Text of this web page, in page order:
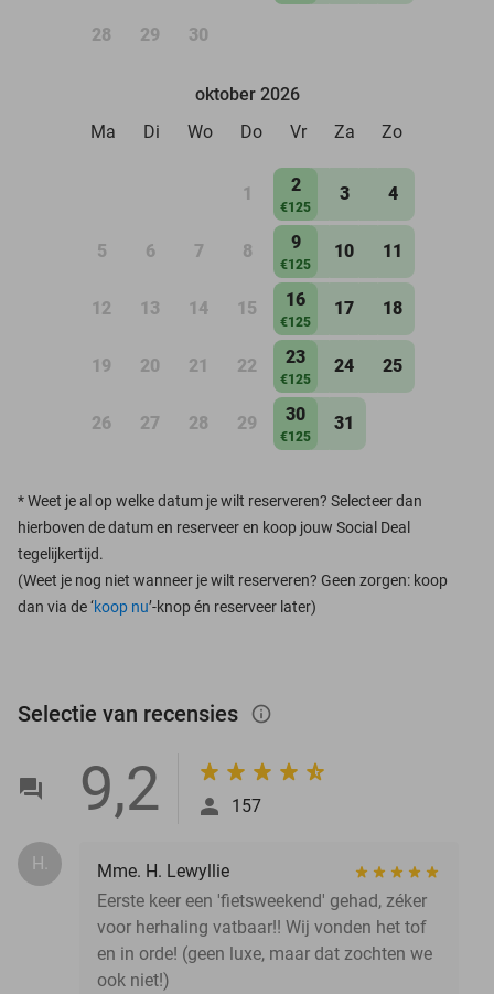
28 29 30
oktober 2026
Ma
Di Wo Do Vr Za Zo
1 2
€125
3 4
5 6 7 8 9
€125
10 11
12 13 14 15 16
€125
17 18
19 20 21 22 23
€125
24 25
26 27 28 29 30
€125
31
*Weet je al op welke datum je wilt reserveren? Selecteer dan
hierboven de datum en reserveer en koop jouw Social Deal
tegelijkertijd.
(Weet je nog niet wanneer je wilt reserveren? Geen zorgen: koop
dan via de ‘koop nu’-knop én reserveer later)
Selectie van recensies info_outlined
9,2 157
H.
Mme. H. Lewyllie
Eerste keer een 'fietsweekend' gehad, zéker
voor herhaling vatbaar!! Wij vonden het tof
en in orde! (geen luxe, maar dat zochten we
ook niet!)